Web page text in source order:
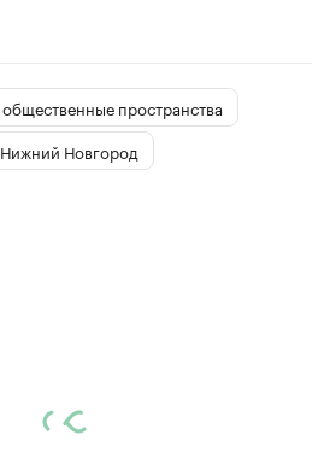
общественные пространства
Нижний Новгород